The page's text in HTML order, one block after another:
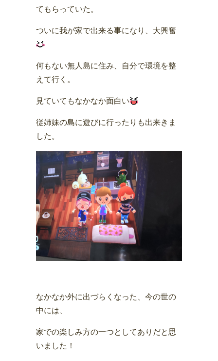
てもらっていた。
ついに我が家で出来る事になり、大興奮
何もない無人島に住み、自分で環境を整
えて行く。
見ていてもなかなか面白い
従姉妹の島に遊びに行ったりも出来きま
した。
なかなか外に出づらくなった、今の世の
中には、
家での楽しみ方の一つとしてありだと思
いました！